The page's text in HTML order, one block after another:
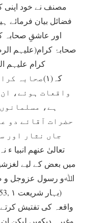
مصنف نے خود اپنی
فضائل بیان فرمائے
اور عاشقِ صحابہ
صحابۂ کرام(علیہم
کرام علیہم
کہ(۱)صحابہ
واقعات ہوئے،
ہے،
حضرات آقائے دو
تعالیٰ عنھم انبیا
میں بعض کے لیے
اﷲو رسول عزوجل و
واقعہ کی تفتیش
وغیرہ دیکھیں لیکن